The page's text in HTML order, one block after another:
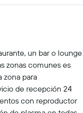
un bar o lounge
zonas comunes es
zona para
de recepción 24
con reproductor